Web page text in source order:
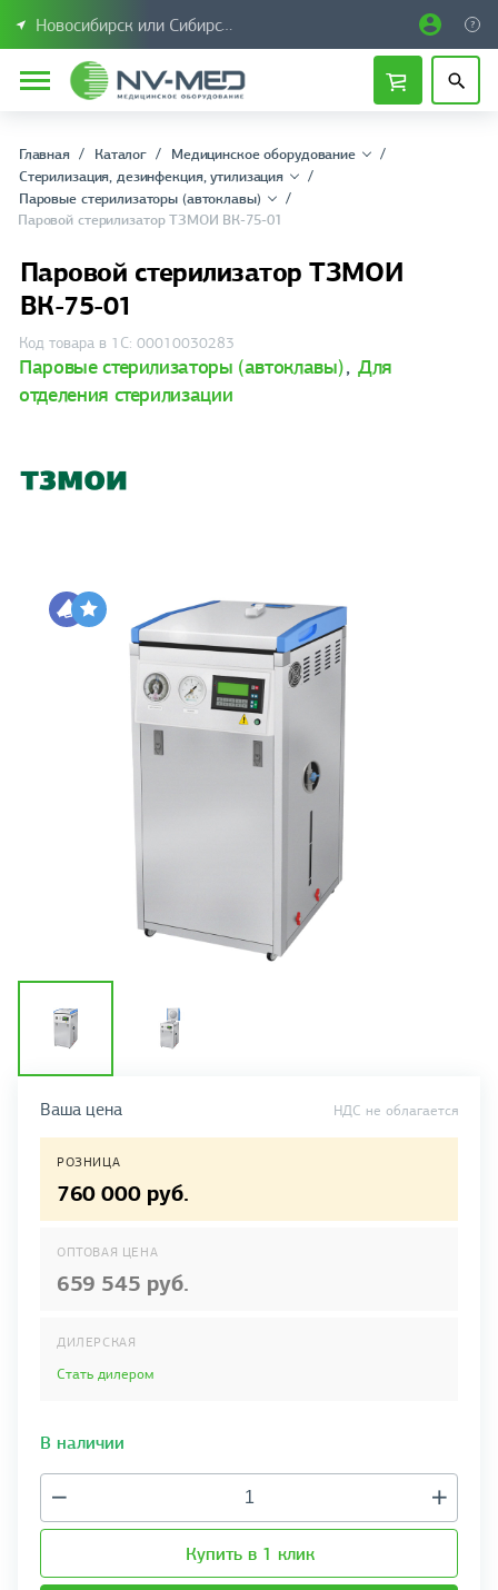
Новосибирск или Сибирский федеральный округ
Главная Каталог
Медицинское оборудование
Стерилизация, дезинфекция, утилизация
Паровые стерилизаторы (автоклавы)
Паровой стерилизатор ТЗМОИ ВК-75-01
Паровой стерилизатор ТЗМОИ
ВК-75-01
Код товара в 1С: 00010030283
Паровые стерилизаторы (автоклавы), Для
отделения стерилизации
Ваша цена НДС не облагается
РОЗНИЦА
760 000 руб.
ОПТОВАЯ ЦЕНА
659 545 руб.
ДИЛЕРСКАЯ
Стать дилером
В наличии
Купить в 1 клик